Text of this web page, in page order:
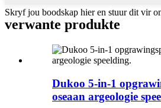
Skryf jou boodskap hier en stuur dit vir
verwante produkte
Dukoo 5-in-1
oseaan argeologie